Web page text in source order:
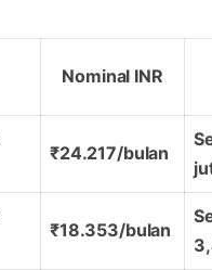
Nominal INR
₹24.217/bulan
₹18.353/bulan